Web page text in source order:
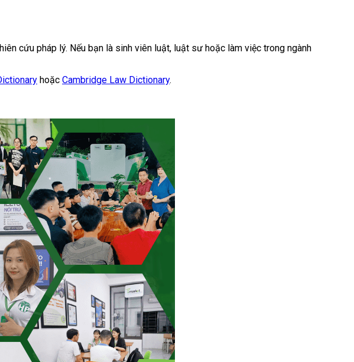
cứu pháp lý. Nếu bạn là sinh viên luật, luật sư hoặc làm việc trong ngành
hoặc Cambridge Law Dictionary.